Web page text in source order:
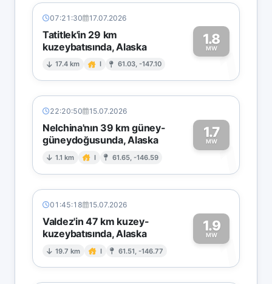
07:21:30 17.07.2026
Tatitlek'in 29 km
kuzeybatısında, Alaska
17.4 km I 61.03, -147.10
1.8
MW1
22:20:50 15.07.2026
Nelchina'nın 39 km güney-
güneydoğusunda, Alaska
1.1 km I 61.65, -146.59
1.7
MW1
01:45:18 15.07.2026
Valdez'in 47 km kuzey-
kuzeybatısında, Alaska
19.7 km I 61.51, -146.77
1.9
MW1